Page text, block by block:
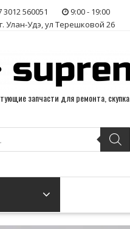
3012 560051
9:00 - 19:00
г. Улан-Удэ, ул Терешковой 26
запчасти для ремонта, скупка